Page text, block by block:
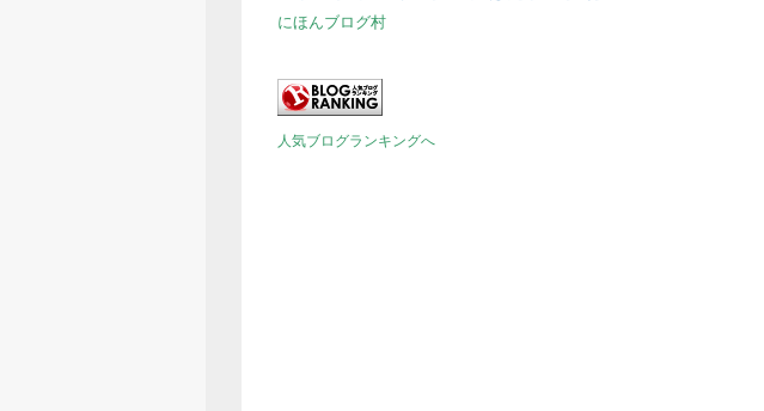
にほんブログ村
人気ブログランキングへ